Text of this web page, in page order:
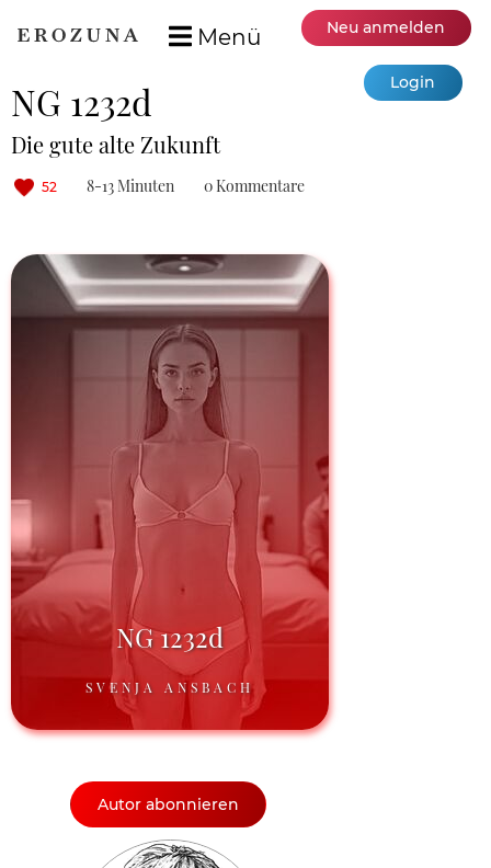
Menü Neu anmelden
Login
NG 1232d
Die gute alte Zukunft
52 8-13 Minuten 0 Kommentare
NG 1232d
SVENJA ANSBACH
Autor abonnieren